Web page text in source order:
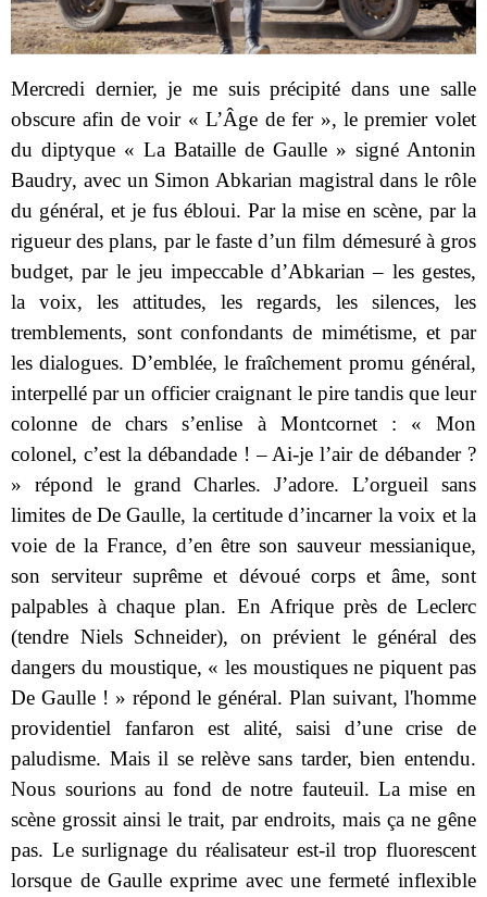
Mercredi dernier, je me suis précipité dans une salle
obscure afin de voir « L’Âge de fer », le premier volet
du diptyque « La Bataille de Gaulle » signé Antonin
Baudry, avec un Simon Abkarian magistral dans le rôle
du général, et je fus ébloui. Par la mise en scène, par la
rigueur des plans, par le faste d’un film démesuré à gros
budget, par le jeu impeccable d’Abkarian – les gestes,
la voix, les attitudes, les regards, les silences, les
tremblements, sont confondants de mimétisme, et par
les dialogues. D’emblée, le fraîchement promu général,
interpellé par un officier craignant le pire tandis que leur
colonne de chars s’enlise à Montcornet : « Mon
colonel, c’est la débandade ! – Ai-je l’air de débander ?
» répond le grand Charles. J’adore. L’orgueil sans
limites de De Gaulle, la certitude d’incarner la voix et la
voie de la France, d’en être son sauveur messianique,
son serviteur suprême et dévoué corps et âme, sont
palpables à chaque plan. En Afrique près de Leclerc
(tendre Niels Schneider), on prévient le général des
dangers du moustique, « les moustiques ne piquent pas
De Gaulle ! » répond le général. Plan suivant, l'homme
providentiel fanfaron est alité, saisi d’une crise de
paludisme. Mais il se relève sans tarder, bien entendu.
Nous sourions au fond de notre fauteuil. La mise en
scène grossit ainsi le trait, par endroits, mais ça ne gêne
pas. Le surlignage du réalisateur est-il trop fluorescent
lorsque de Gaulle exprime avec une fermeté inflexible